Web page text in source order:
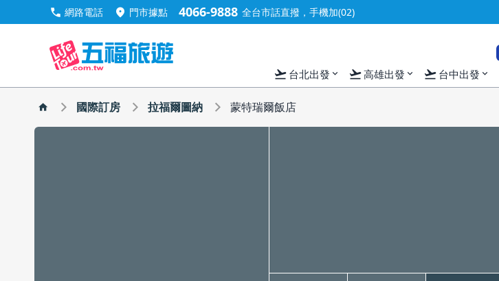
call 網路電話 location_on 門市據點 4066-9888 全台市話直撥，手機加(02)
flight_takeoff 台北出發 expand_more flight_takeoff高雄出發 expand_more flight_takeoff 台中出發 expand_more
國際訂房 拉福爾圖納 蒙特瑞爾飯店